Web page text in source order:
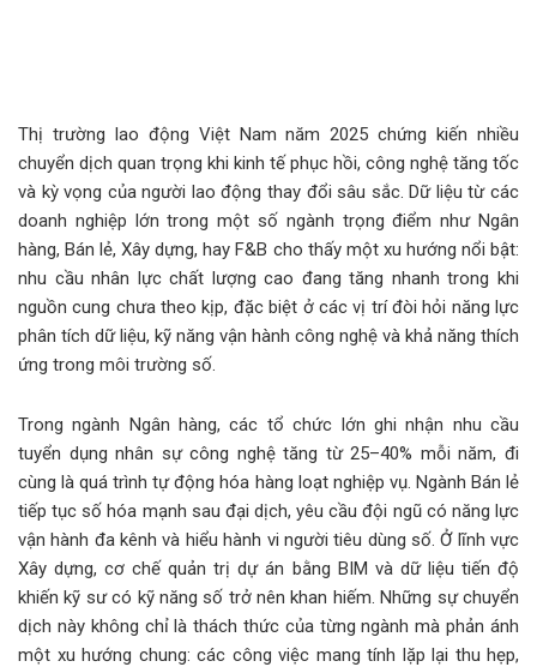
Thị trường lao động Việt Nam năm 2025 chứng kiến nhiều
chuyển dịch quan trọng khi kinh tế phục hồi, công nghệ tăng tốc
và kỳ vọng của người lao động thay đổi sâu sắc. Dữ liệu từ các
doanh nghiệp lớn trong một số ngành trọng điểm như Ngân
hàng, Bán lẻ, Xây dựng, hay F&B cho thấy một xu hướng nổi bật:
nhu cầu nhân lực chất lượng cao đang tăng nhanh trong khi
nguồn cung chưa theo kịp, đặc biệt ở các vị trí đòi hỏi năng lực
phân tích dữ liệu, kỹ năng vận hành công nghệ và khả năng thích
ứng trong môi trường số.
Trong ngành Ngân hàng, các tổ chức lớn ghi nhận nhu cầu
tuyển dụng nhân sự công nghệ tăng từ 25–40% mỗi năm, đi
cùng là quá trình tự động hóa hàng loạt nghiệp vụ. Ngành Bán lẻ
tiếp tục số hóa mạnh sau đại dịch, yêu cầu đội ngũ có năng lực
vận hành đa kênh và hiểu hành vi người tiêu dùng số. Ở lĩnh vực
Xây dựng, cơ chế quản trị dự án bằng BIM và dữ liệu tiến độ
khiến kỹ sư có kỹ năng số trở nên khan hiếm. Những sự chuyển
dịch này không chỉ là thách thức của từng ngành mà phản ánh
một xu hướng chung: các công việc mang tính lặp lại thu hẹp,